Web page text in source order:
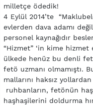
milletçe ödedik!
4 Eylül 2014’te
evlerden dava adamı
personel kaynağıdır
“Hizmet” ‘in kime hizmet
ülkede henüz bu denli
fetö uzmanı olmamıştı.
mallarını haksız
ruhbanların, fetönün
haşhaşilerini doldurma